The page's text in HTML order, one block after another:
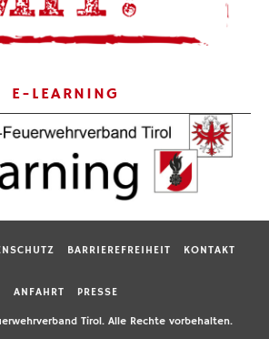
E-LEARNING
BARRIEREFREIHEIT KONTAKT
ANFAHRT PRESSE
Tirol. Alle Rechte vorbehalten.